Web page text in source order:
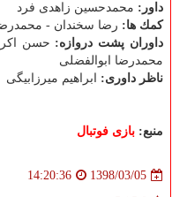
داور: محمدحسین زاهدی فرد
كمك ها: رضا سخندان -
داوران پشت دروازه: حسن
محمدرضا ابوالفضلی
ناظر داوری: ابراهیم میرزابیگی
منبع: بازی فوتبال
1398/03/05
14:20:36